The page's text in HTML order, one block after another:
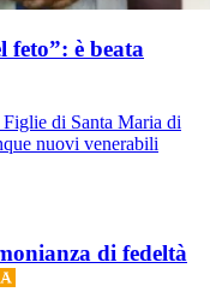
feto”: è beata
di Santa Maria di
nuovi venerabili
di fedeltà